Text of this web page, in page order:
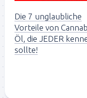
Die 7 unglaubliche
Vorteile von
Öl, die JEDER
sollte!